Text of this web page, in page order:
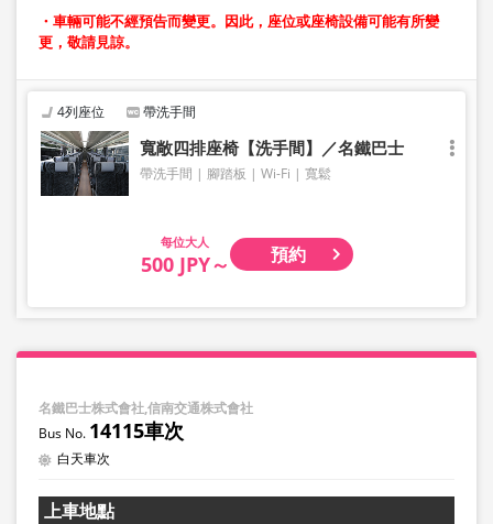
・車輛可能不經預告而變更。因此，座位或座椅設備可能有所變
更，敬請見諒。
4列座位 帶洗手間
寬敞四排座椅【洗手間】／名鐵巴士
帶洗手間 腳踏板 Wi-Fi 寬鬆
大人
500 JPY～ 預約
名鐵巴士株式會社,信南交通株式會社
14115車次
白天車次
上車地點